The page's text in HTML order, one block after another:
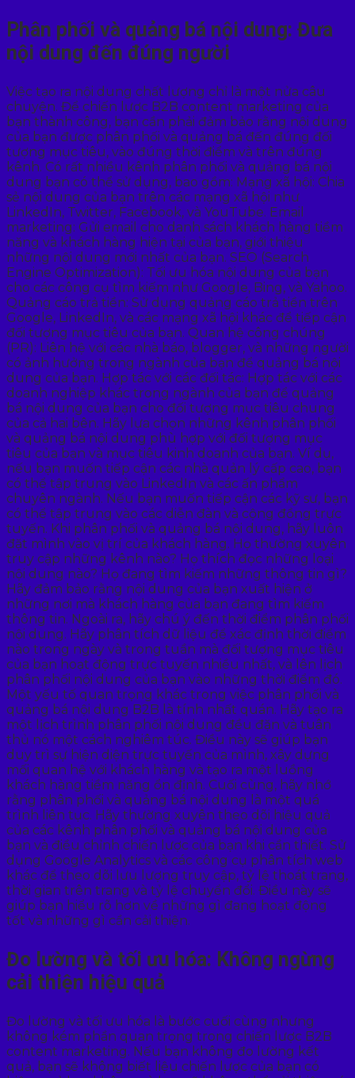
Phân phối và quảng bá nội dung: Đưa
nội dung đến đúng người
Việc tạo ra nội dung chất lượng chỉ là một nửa câu
chuyện. Để chiến lược B2B content marketing của
bạn thành công, bạn cần phải đảm bảo rằng nội dung
của bạn được phân phối và quảng bá đến đúng đối
tượng mục tiêu, vào đúng thời điểm và trên đúng
kênh. Có rất nhiều kênh phân phối và quảng bá nội
dung bạn có thể sử dụng, bao gồm: Mạng xã hội: Chia
sẻ nội dung của bạn trên các mạng xã hội như
LinkedIn, Twitter, Facebook, và YouTube. Email
marketing: Gửi email cho danh sách khách hàng tiềm
năng và khách hàng hiện tại của bạn, giới thiệu
những nội dung mới nhất của bạn. SEO (Search
Engine Optimization): Tối ưu hóa nội dung của bạn
cho các công cụ tìm kiếm như Google, Bing, và Yahoo.
Quảng cáo trả tiền: Sử dụng quảng cáo trả tiền trên
Google, LinkedIn, và các mạng xã hội khác để tiếp cận
đối tượng mục tiêu của bạn. Quan hệ công chúng
(PR): Liên hệ với các nhà báo, blogger, và những người
có ảnh hưởng trong ngành của bạn để quảng bá nội
dung của bạn. Hợp tác với các đối tác: Hợp tác với các
doanh nghiệp khác trong ngành của bạn để quảng
bá nội dung của bạn cho đối tượng mục tiêu chung
của cả hai bên. Hãy lựa chọn những kênh phân phối
và quảng bá nội dung phù hợp với đối tượng mục
tiêu của bạn và mục tiêu kinh doanh của bạn. Ví dụ,
nếu bạn muốn tiếp cận các nhà quản lý cấp cao, bạn
có thể tập trung vào LinkedIn và các ấn phẩm
chuyên ngành. Nếu bạn muốn tiếp cận các kỹ sư, bạn
có thể tập trung vào các diễn đàn và cộng đồng trực
tuyến. Khi phân phối và quảng bá nội dung, hãy luôn
đặt mình vào vị trí của khách hàng. Họ thường xuyên
truy cập những kênh nào? Họ thích đọc những loại
nội dung nào? Họ đang tìm kiếm những thông tin gì?
Hãy đảm bảo rằng nội dung của bạn xuất hiện ở
những nơi mà khách hàng của bạn đang tìm kiếm
thông tin. Ngoài ra, hãy chú ý đến thời điểm phân phối
nội dung. Hãy phân tích dữ liệu để xác định thời điểm
nào trong ngày và trong tuần mà đối tượng mục tiêu
của bạn hoạt động trực tuyến nhiều nhất, và lên lịch
phân phối nội dung của bạn vào những thời điểm đó.
Một yếu tố quan trọng khác trong việc phân phối và
quảng bá nội dung B2B là tính nhất quán. Hãy tạo ra
một lịch trình phân phối nội dung đều đặn và tuân
thủ nó một cách nghiêm túc. Điều này sẽ giúp bạn
duy trì sự hiện diện trực tuyến của mình, xây dựng
mối quan hệ với khách hàng và tạo ra một luồng
khách hàng tiềm năng ổn định. Cuối cùng, hãy nhớ
rằng phân phối và quảng bá nội dung là một quá
trình liên tục. Hãy thường xuyên theo dõi hiệu quả
của các kênh phân phối và quảng bá nội dung của
bạn và điều chỉnh chiến lược của bạn khi cần thiết. Sử
dụng Google Analytics và các công cụ phân tích web
khác để theo dõi lưu lượng truy cập, tỷ lệ thoát trang,
thời gian trên trang và tỷ lệ chuyển đổi. Điều này sẽ
giúp bạn hiểu rõ hơn về những gì đang hoạt động
tốt và những gì cần cải thiện.
Đo lường và tối ưu hóa: Không ngừng
cải thiện hiệu quả
Đo lường và tối ưu hóa là bước cuối cùng nhưng
không kém phần quan trọng trong chiến lược B2B
content marketing. Nếu bạn không đo lường kết
quả, bạn sẽ không biết liệu chiến lược của bạn có